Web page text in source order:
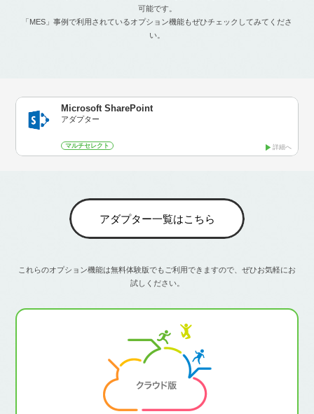
可能です。
「MES」事例で利用されているオプション機能もぜひチェックしてみてくださ
い。
Microsoft SharePoint
アダプター
詳細へ
マルチセレクト
アダプター一覧はこちら
これらのオプション機能は無料体験版でもご利用できますので、ぜひお気軽にお
試しください。